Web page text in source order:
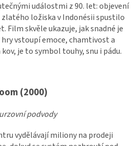
událostmi z 90. let: objevení
ložiska v Indonésii spustilo
Film skvěle ukazuje, jak snadné je
vstoupí emoce, chamtivost a
je to symbol touhy, snu i pádu.
(2000)
podvody
vydělávají miliony na prodeji